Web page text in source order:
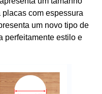
com espessura
um novo tipo de
perfeitamente estilo e